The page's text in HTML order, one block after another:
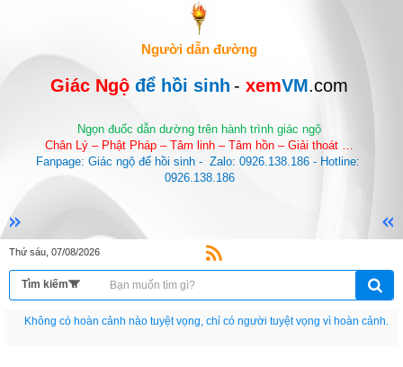
Người dẫn đường
Giác Ngộ để hồi sinh - xemVM.com
Ngọn đuốc dẫn dường trên hành trình giác ngộ
Chân Lý – Phật Pháp – Tâm linh – Tâm hồn – Giải thoát …
Fanpage: Giác ngộ để hồi sinh -  Zalo: 0926.138.186 - Hotline:
0926.138.186
Thứ sáu, 07/08/2026
Nếu như không chịu học tập thì cho dù đi vạn dặm đường cũng chỉ là anh đưa